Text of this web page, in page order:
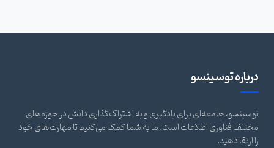
درباره توسینسو
توسینسو، جامعه‌ای برای یادگیری و به اشتراک‌گذاری دانش در حوزه‌های
مختلف فناوری اطلاعات است. ما به شما کمک می‌کنیم تا مهارت‌های خود
را ارتقا دهید.